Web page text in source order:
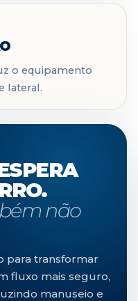
o equipamento
lateral.
não
para transformar
fluxo mais seguro,
manuseio e